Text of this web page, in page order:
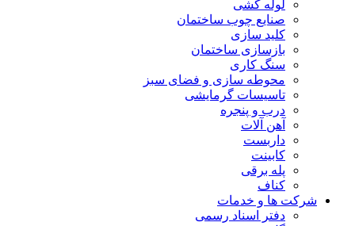
لوله کشی
صنایع چوب ساختمان
کلید سازی
بازسازی ساختمان
سنگ کاری
محوطه سازی و فضای سبز
تاسیسات گرمایشی
درب و پنجره
آهن آلات
داربست
کابینت
پله برقی
کناف
شرکت ها و خدمات
دفتر اسناد رسمی